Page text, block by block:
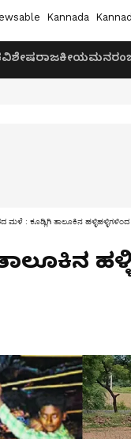
Kannada
ವಿಶೇಷರಾಜಕೀಯ
ಮಳೆ : ಕೂಡ್ಲಿಗಿ ತಾಲೂಕಿನ ಹಳ್ಳಿಹಳ್ಳಿಗಳಿಂದ